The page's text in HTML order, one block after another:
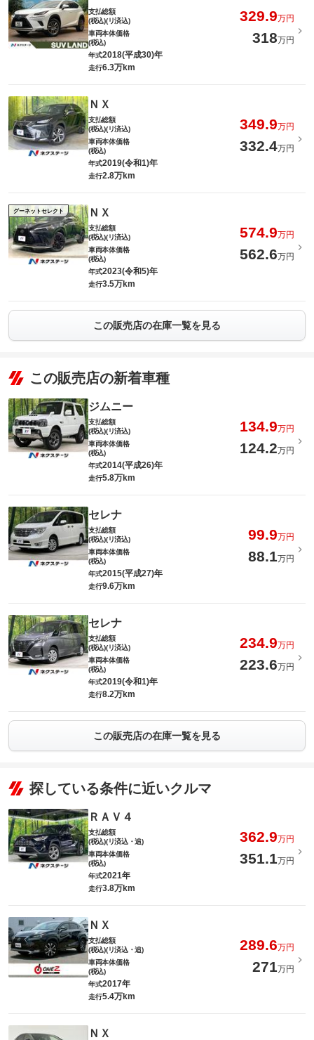
支払総額
(税込)(リ済込)
329.9万円
車両本体価格
(税込)
318万円
年式2018(平成30)年
走行6.3万km
ＮＸ
支払総額
(税込)(リ済込)
349.9万円
車両本体価格
(税込)
332.4万円
年式2019(令和1)年
走行2.8万km
グーネットセレクト ＮＸ
支払総額
(税込)(リ済込)
574.9万円
車両本体価格
(税込)
562.6万円
年式2023(令和5)年
走行3.5万km
この販売店の在庫一覧を見る
この販売店の新着車種
ジムニー
支払総額
(税込)(リ済込)
134.9万円
車両本体価格
(税込)
124.2万円
年式2014(平成26)年
走行5.8万km
セレナ
支払総額
(税込)(リ済込)
99.9万円
車両本体価格
(税込)
88.1万円
年式2015(平成27)年
走行9.6万km
セレナ
支払総額
(税込)(リ済込)
234.9万円
車両本体価格
(税込)
223.6万円
年式2019(令和1)年
走行8.2万km
この販売店の在庫一覧を見る
探している条件に近いクルマ
ＲＡＶ４
支払総額
(税込)(リ済込・追)
362.9万円
車両本体価格
(税込)
351.1万円
年式2021年
走行3.8万km
ＮＸ
支払総額
(税込)(リ済込・追)
289.6万円
車両本体価格
(税込)
271万円
年式2017年
走行5.4万km
ＮＸ